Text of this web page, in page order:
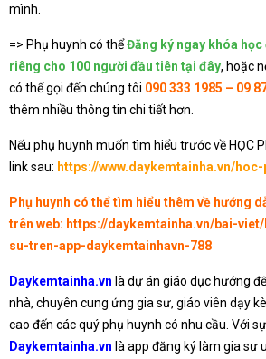
mình.
=> Phụ huynh có thểĐăng ký ngay khóa học
riêng cho 100 người đầu tiên tại đây, hoặc
có thể gọi đến chúng tôi 090 333 1985 – 09
thêm nhiều thông tin chi tiết hơn.
Nếu phụ huynh muốn tìm hiểu trước về HỌC
link sau: https://www.daykemtainha.vn/
Phụ huynh có thể tìm hiểu thêm về hướng
trên web: https://daykemtainha.vn/bai-
su-tren-app-daykemtainhavn-788
Daykemtainha.vn là dự án giáo dục hướng
nhà, chuyên cung ứng gia sư, giáo viên dạy
cao đến các quý phụ huynh có nhu cầu. Với
Daykemtainha.vn là app đăng ký làm gia sư